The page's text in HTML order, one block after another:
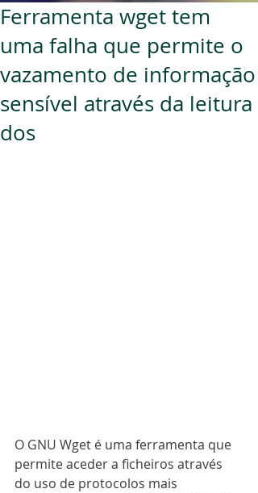
Ferramenta wget tem
uma falha que permite o
vazamento de informação
sensível através da leitura
dos
O GNU Wget é uma ferramenta que
permite aceder a ficheiros através
do uso de protocolos mais